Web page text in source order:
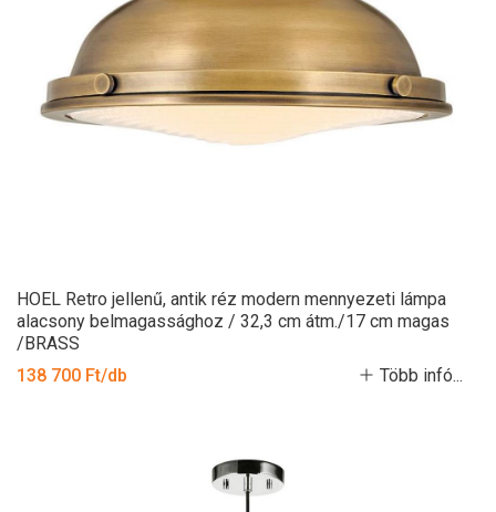
HOEL Retro jellenű, antik réz modern mennyezeti lámpa
alacsony belmagassághoz / 32,3 cm átm./17 cm magas
/BRASS
138 700 Ft/db
Több infó...